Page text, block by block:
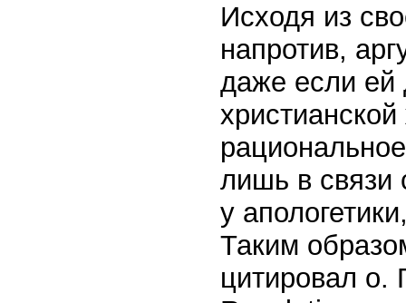
Исходя из
напротив,
даже если ей
лишь в связи
у
Таким
цитировал о.